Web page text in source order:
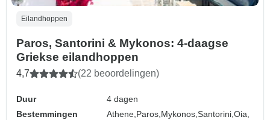
Eilandhoppen
Paros, Santorini & Mykonos: 4-daagse
Griekse eilandhoppen
4,7 (22 beoordelingen)
Duur
4 dagen
Bestemmingen
Athene,Paros,Mykonos,Santorini,Oia,